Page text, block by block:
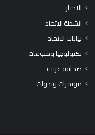
الاخبار
انشطة الاتحاد
بيانات الاتحاد
تكنولوجيا ومنوعات
صحافة عربية
مؤتمرات وندوات